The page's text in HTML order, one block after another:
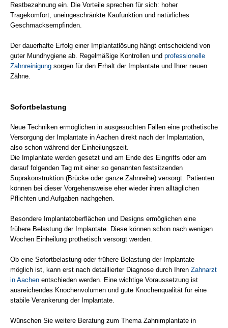
Restbezahnung ein. Die Vorteile sprechen für sich: hoher
Tragekomfort, uneingeschränkte Kaufunktion und natürliches
Geschmacksempfinden.
Der dauerhafte Erfolg einer Implantatlösung hängt entscheidend von
guter Mundhygiene ab. Regelmäßige Kontrollen und professionelle
Zahnreinigung sorgen für den Erhalt der Implantate und Ihrer neuen
Zähne.
Sofortbelastung
Neue Techniken ermöglichen in ausgesuchten Fällen eine prothetische
Versorgung der Implantate in Aachen direkt nach der Implantation,
also schon während der Einheilungszeit.
Die Implantate werden gesetzt und am Ende des Eingriffs oder am
darauf folgenden Tag mit einer so genannten festsitzenden
Suprakonstruktion (Brücke oder ganze Zahnreihe) versorgt. Patienten
können bei dieser Vorgehensweise eher wieder ihren alltäglichen
Pflichten und Aufgaben nachgehen.
Besondere Implantatoberflächen und Designs ermöglichen eine
frühere Belastung der Implantate. Diese können schon nach wenigen
Wochen Einheilung prothetisch versorgt werden.
Ob eine Sofortbelastung oder frühere Belastung der Implantate
möglich ist, kann erst nach detaillierter Diagnose durch Ihren Zahnarzt
in Aachen entschieden werden. Eine wichtige Voraussetzung ist
ausreichendes Knochenvolumen und gute Knochenqualität für eine
stabile Verankerung der Implantate.
Wünschen Sie weitere Beratung zum Thema Zahnimplantate in